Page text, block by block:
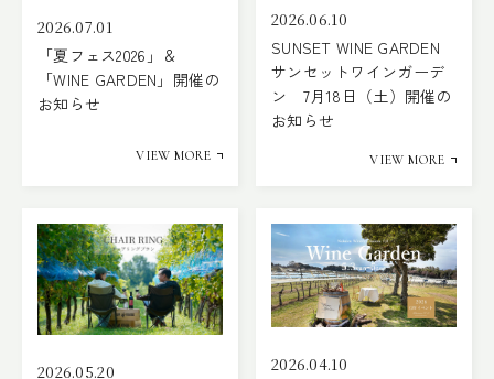
2026.07.01
「夏フェス2026」＆
「WINE GARDEN」開催の
お知らせ
VIEW MORE
2026.06.10
SUNSET WINE GARDEN
サンセットワインガーデ
ン 7月18日（土）開催の
お知らせ
VIEW MORE
2026.05.20 2026.04.10